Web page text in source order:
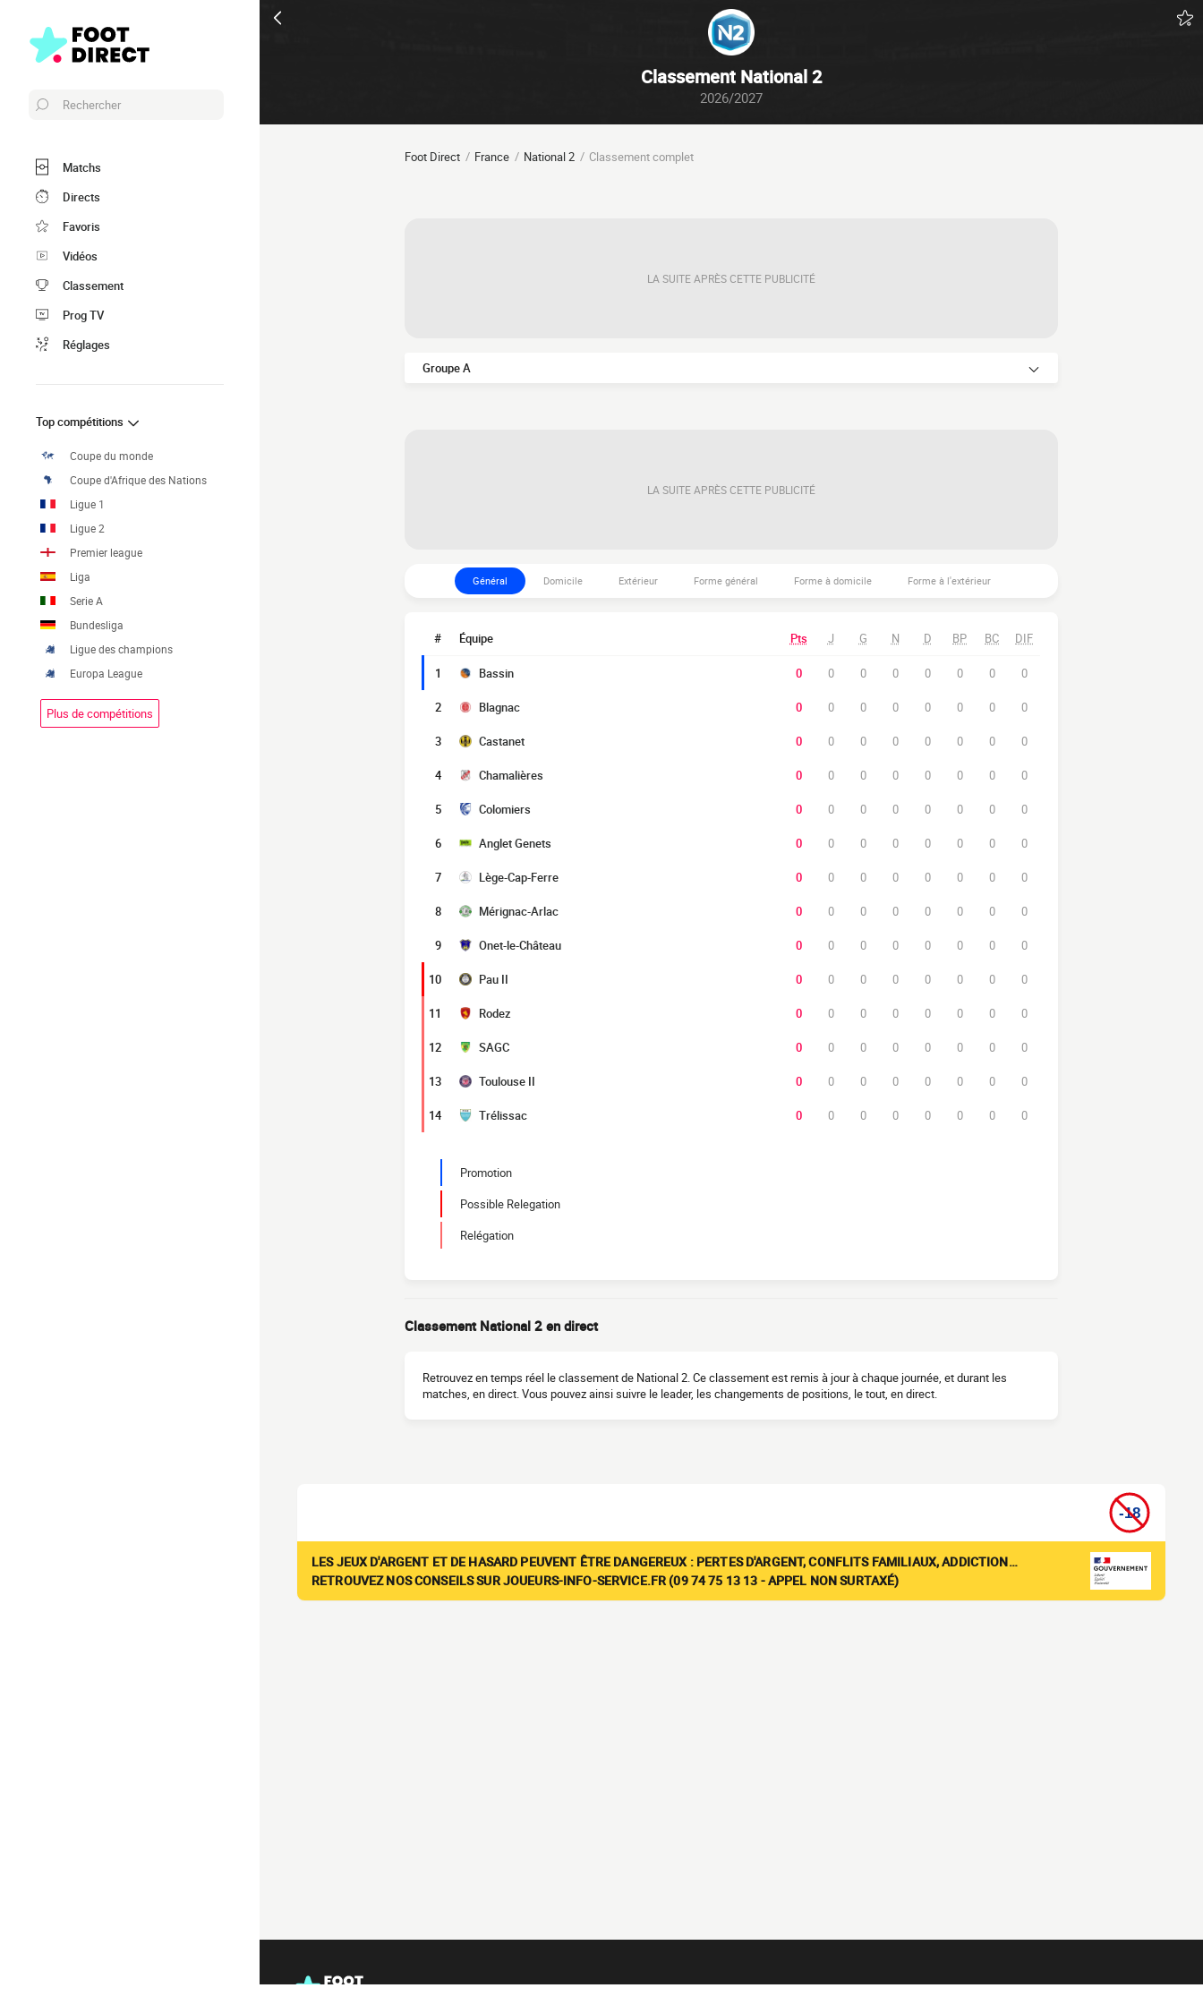
Classement National 2
2026/2027
Rechercher
Matchs
Directs
Favoris
Vidéos
Classement
Prog TV
Réglages
Top compétitions
Coupe du monde
Coupe d'Afrique des Nations
Ligue 1
Ligue 2
Premier league
Liga
Serie A
Bundesliga
Ligue des champions
Europa League
Plus de compétitions
Foot Direct France National 2 Classement complet
LA SUITE APRÈS CETTE PUBLICITÉ
Groupe A
LA SUITE APRÈS CETTE PUBLICITÉ
Général Domicile Extérieur Forme général Forme à domicile Forme à l'extérieur
# Équipe Pts J G N D BP BC DIF
1 Bassin 0 0 0 0 0 0 0 0
2 Blagnac 0 0 0 0 0 0 0 0
3 Castanet 0 0 0 0 0 0 0 0
4 Chamalières 0 0 0 0 0 0 0 0
5 Colomiers 0 0 0 0 0 0 0 0
6 Anglet Genets 0 0 0 0 0 0 0 0
7 Lège-Cap-Ferre 0 0 0 0 0 0 0 0
8 Mérignac-Arlac 0 0 0 0 0 0 0 0
9 Onet-le-Château 0 0 0 0 0 0 0 0
10 Pau II 0 0 0 0 0 0 0 0
11 Rodez 0 0 0 0 0 0 0 0
12 SAGC 0 0 0 0 0 0 0 0
13 Toulouse II 0 0 0 0 0 0 0 0
14 Trélissac 0 0 0 0 0 0 0 0
Promotion
Possible Relegation
Relégation
Classement National 2 en direct
Retrouvez en temps réel le classement de National 2. Ce classement est remis à jour à chaque journée, et durant les
matches, en direct. Vous pouvez ainsi suivre le leader, les changements de positions, le tout, en direct.
LES JEUX D'ARGENT ET DE HASARD PEUVENT ÊTRE DANGEREUX : PERTES D'ARGENT, CONFLITS FAMILIAUX, ADDICTION…
RETROUVEZ NOS CONSEILS SUR JOUEURS-INFO-SERVICE.FR (09 74 75 13 13 - APPEL NON SURTAXÉ)